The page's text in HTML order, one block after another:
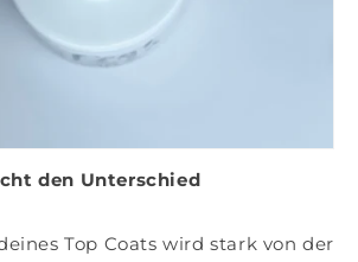
den Unterschied
Top Coats wird stark von der